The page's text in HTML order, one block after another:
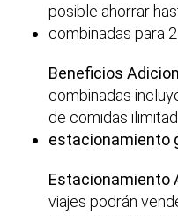
posible ahorrar
combinadas para
Beneficios
combinadas
de comidas
estacionamiento
Estacionamiento
viajes podrán